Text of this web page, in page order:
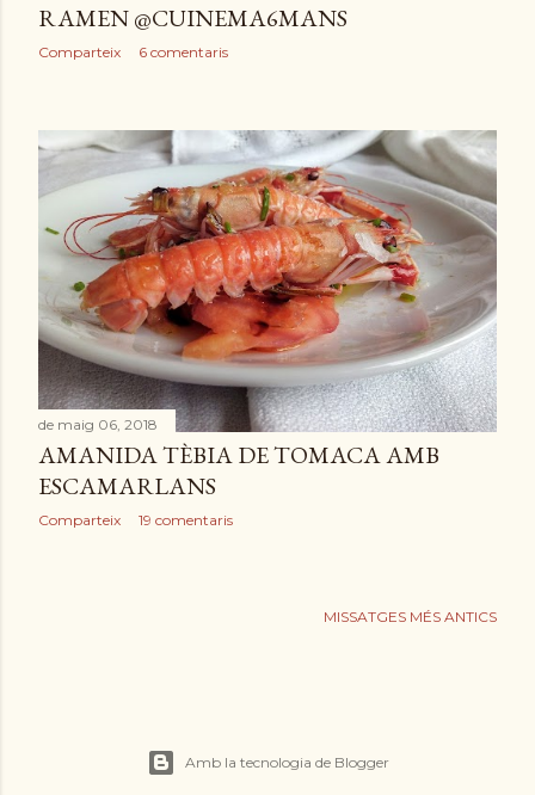
RAMEN @CUINEMA6MANS
Comparteix 6 comentaris
de maig 06, 2018
AMANIDA TÈBIA DE TOMACA AMB
ESCAMARLANS
Comparteix 19 comentaris
MISSATGES MÉS ANTICS
Amb la tecnologia de Blogger